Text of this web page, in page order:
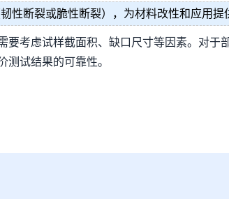
性断裂或脆性断裂），为材料改性和应用提
考虑试样截面积、缺口尺寸等因素。对于
试结果的可靠性。